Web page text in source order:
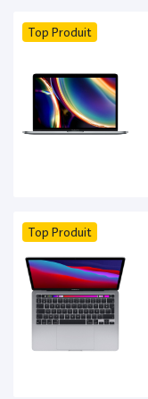
Top Produit
Top Produit